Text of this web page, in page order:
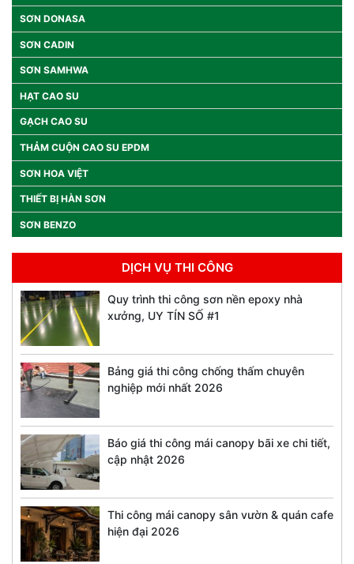
SƠN DONASA
SƠN CADIN
SƠN SAMHWA
HẠT CAO SU
GẠCH CAO SU
THẢM CUỘN CAO SU EPDM
SƠN HOA VIỆT
THIẾT BỊ HÀN SƠN
SƠN BENZO
DỊCH VỤ THI CÔNG
Quy trình thi công sơn nền epoxy nhà
xưởng, UY TÍN SỐ #1
Bảng giá thi công chống thấm chuyên
nghiệp mới nhất 2026
Báo giá thi công mái canopy bãi xe chi tiết,
cập nhật 2026
Thi công mái canopy sân vườn & quán cafe
hiện đại 2026